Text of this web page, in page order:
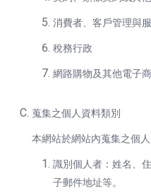
消費者、客戶管理與
稅務行政
網路購物及其他電子
蒐集之個人資料類別
本網站於網站內蒐集之個人
識別個人者：姓名、
子郵件地址等。